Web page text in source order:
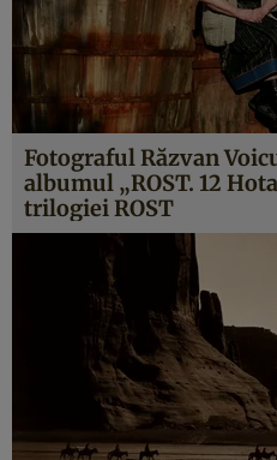
Fotograful Răzvan
albumul „ROST. 12
trilogiei ROST